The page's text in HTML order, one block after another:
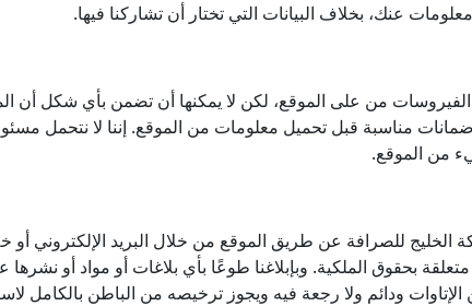
عنك، بخلاف البيانات التي تختار أن تشاركنا فيها.
من على الموقع، لكن لا يمكنها أن تضمن بأي شكل أن
ضمانات مناسبة قبل تحميل معلومات من الموقع. إننا لا نتحمل
من الموقع.
للصرافة عن طريق الموقع من خلال البريد الإلكتروني أو
بحقوق الملكية. وبإبلاغنا طوعًا بأي بلاغات أو مواد أو
ودائم ولا رجعة فيه ويجوز ترخيصه من الباطن بالكامل